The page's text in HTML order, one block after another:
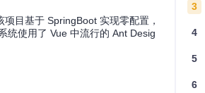
目基于 SpringBoot 实现零配置，
统使用了 Vue 中流行的 Ant Desig
3
4
5
6